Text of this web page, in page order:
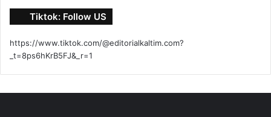
Tiktok: Follow US
https://www.tiktok.com/@editorialkaltim.com?
_t=8ps6hKrB5FJ&_r=1